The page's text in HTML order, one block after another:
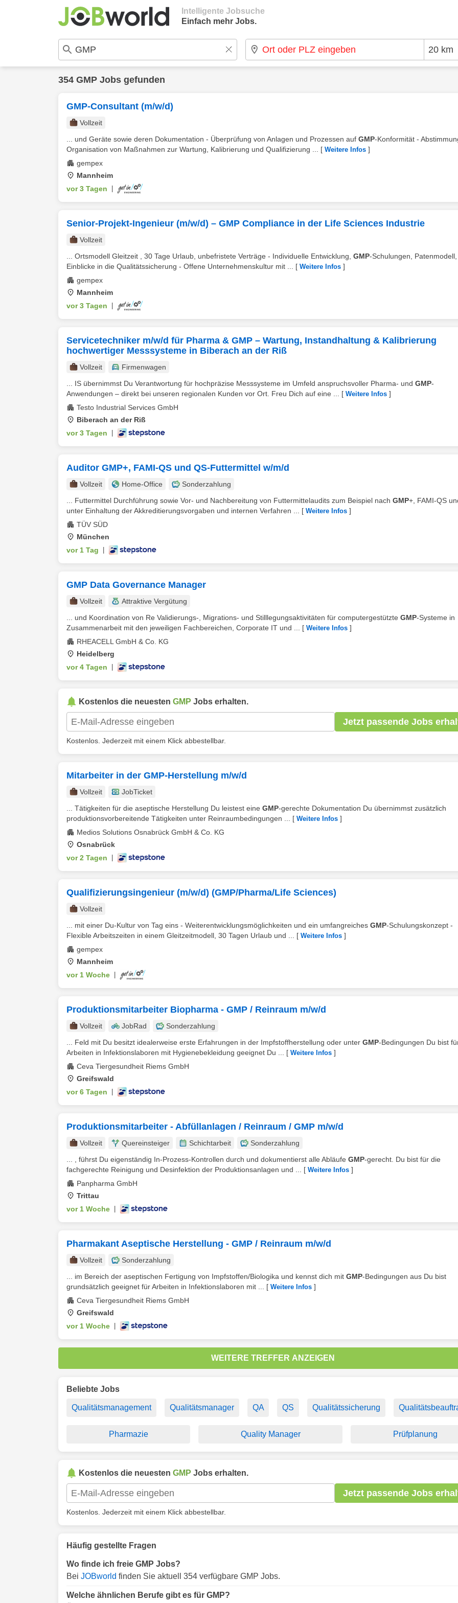
Intelligente Jobsuche
Einfach mehr Jobs.
354 GMP Jobs gefunden
GMP-Consultant (m/w/d)
Vollzeit
... und Geräte sowie deren Dokumentation - Überprüfung von Anlagen und Prozessen auf GMP-Konformität -
Organisation von Maßnahmen zur Wartung, Kalibrierung und Qualifizierung ...
[ Weitere Infos ]
gempex
Mannheim
vor 3 Tagen
Senior-Projekt-Ingenieur (m/w/d) – GMP Compliance in der Life Sciences Industrie
Vollzeit
... Ortsmodell Gleitzeit , 30 Tage Urlaub, unbefristete Verträge - Individuelle Entwicklung, GMP-Schulungen, Patenmodell,
Einblicke in die Qualitätssicherung - Offene Unternehmenskultur mit ...
[ Weitere Infos ]
gempex
Mannheim
vor 3 Tagen
Servicetechniker m/w/d für Pharma & GMP – Wartung, Instandhaltung & Kalibrierung
hochwertiger Messsysteme in Biberach an der Riß
Vollzeit
Firmenwagen
... IS übernimmst Du Verantwortung für hochpräzise Messsysteme im Umfeld anspruchsvoller Pharma- und GMP-
Anwendungen – direkt bei unseren regionalen Kunden vor Ort. Freu Dich auf eine ...
[ Weitere Infos ]
Testo Industrial Services GmbH
Biberach an der Riß
vor 3 Tagen
Auditor GMP+, FAMI-QS und QS-Futtermittel w/m/d
Vollzeit Home-Office
Sonderzahlung
... Futtermittel Durchführung sowie Vor- und Nachbereitung von Futtermittelaudits zum Beispiel nach GMP+, FAMI-QS
unter Einhaltung der Akkreditierungsvorgaben und internen Verfahren ...
[ Weitere Infos ]
TÜV SÜD
München
vor 1 Tag
GMP Data Governance Manager
Vollzeit
Attraktive Vergütung
... und Koordination von Re Validierungs-, Migrations- und Stilllegungsaktivitäten für computergestützte GMP-Systeme in
Zusammenarbeit mit den jeweiligen Fachbereichen, Corporate IT und ...
[ Weitere Infos ]
RHEACELL GmbH & Co. KG
Heidelberg
vor 4 Tagen
Kostenlos die neuesten GMP Jobs erhalten.
Jetzt passende Jobs
Kostenlos. Jederzeit mit einem Klick abbestellbar.
Mitarbeiter in der GMP-Herstellung m/w/d
Vollzeit
JobTicket
... Tätigkeiten für die aseptische Herstellung Du leistest eine GMP-gerechte Dokumentation Du übernimmst zusätzlich
produktionsvorbereitende Tätigkeiten unter Reinraumbedingungen ...
[ Weitere Infos ]
Medios Solutions Osnabrück GmbH & Co. KG
Osnabrück
vor 2 Tagen
Qualifizierungsingenieur (m/w/d) (GMP/Pharma/Life Sciences)
Vollzeit
... mit einer Du-Kultur von Tag eins - Weiterentwicklungsmöglichkeiten und ein umfangreiches GMP-Schulungskonzept -
Flexible Arbeitszeiten in einem Gleitzeitmodell, 30 Tagen Urlaub und ...
[ Weitere Infos ]
gempex
Mannheim
vor 1 Woche
Produktionsmitarbeiter Biopharma - GMP / Reinraum m/w/d
Vollzeit JobRad
Sonderzahlung
... Feld mit Du besitzt idealerweise erste Erfahrungen in der Impfstoffherstellung oder unter GMP-Bedingungen Du bist
Arbeiten in Infektionslaboren mit Hygienebekleidung geeignet Du ...
[ Weitere Infos ]
Ceva Tiergesundheit Riems GmbH
Greifswald
vor 6 Tagen
Produktionsmitarbeiter - Abfüllanlagen / Reinraum / GMP m/w/d
Vollzeit Quereinsteiger Schichtarbeit
Sonderzahlung
... , führst Du eigenständig In-Prozess-Kontrollen durch und dokumentierst alle Abläufe GMP-gerecht. Du bist für die
fachgerechte Reinigung und Desinfektion der Produktionsanlagen und ...
[ Weitere Infos ]
Panpharma GmbH
Trittau
vor 1 Woche
Pharmakant Aseptische Herstellung - GMP / Reinraum m/w/d
Vollzeit
Sonderzahlung
... im Bereich der aseptischen Fertigung von Impfstoffen/Biologika und kennst dich mit GMP-Bedingungen aus Du bist
grundsätzlich geeignet für Arbeiten in Infektionslaboren mit ...
[ Weitere Infos ]
Ceva Tiergesundheit Riems GmbH
Greifswald
vor 1 Woche
WEITERE TREFFER ANZEIGEN
Beliebte Jobs
Qualitätsmanagement Qualitätsmanager QA QS Qualitätssicherung
Pharmazie Quality Manager Prüfplanung
Kostenlos die neuesten GMP Jobs erhalten.
Jetzt passende Jobs
Kostenlos. Jederzeit mit einem Klick abbestellbar.
Häufig gestellte Fragen
Wo finde ich freie GMP Jobs?
Bei JOBworld finden Sie aktuell 354 verfügbare GMP Jobs.
Welche ähnlichen Berufe gibt es für GMP?